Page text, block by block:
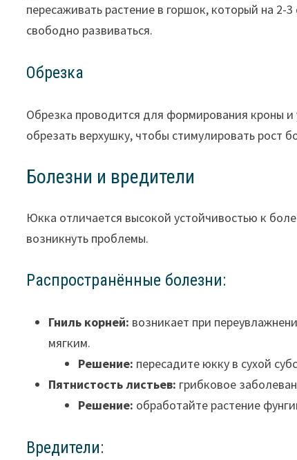
пересаживать растение в горшок, который на
свободно развиваться.
Обрезка
Обрезка проводится для формирования кроны
обрезать верхушку, чтобы стимулировать рост
Болезни и вредители
Юкка отличается высокой устойчивостью к
возникнуть проблемы.
Распространённые болезни:
Гниль корней: возникает при
мягким.
Решение: пересадите юкку в сухой
Пятнистость листьев: грибковое
Решение: обработайте растение
Вредители: